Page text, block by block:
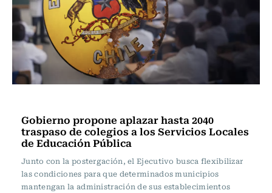
Gobierno propone aplazar hasta 2040
traspaso de colegios a los Servicios Locales
de Educación Pública
Junto con la postergación, el Ejecutivo busca flexibilizar
las condiciones para que determinados municipios
mantengan la administración de sus establecimientos